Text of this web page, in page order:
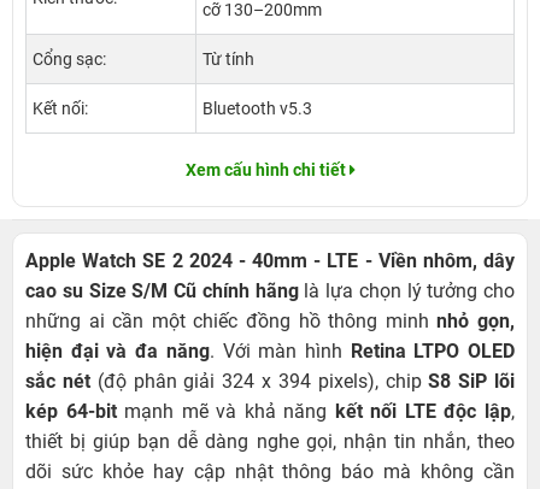
cỡ 130–200mm
Cổng sạc: Từ tính
Kết nối: Bluetooth v5.3
Xem cấu hình chi tiết
Apple Watch SE 2 2024 - 40mm - LTE - Viền nhôm, dây
cao su Size S/M Cũ chính hãnglà lựa chọn lý tưởng cho
những ai cần một chiếc đồng hồ thông minhnhỏ gọn,
hiện đại và đa năng. Với màn hình Retina LTPO OLED
sắc nét (độ phân giải 324 x 394 pixels), chipS8 SiP lõi
kép 64-bitmạnh mẽ và khả năng kết nối LTE độc lập,
thiết bị giúp bạn dễ dàng nghe gọi, nhận tin nhắn, theo
dõi sức khỏe hay cập nhật thông báo mà không cần